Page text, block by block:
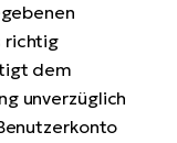
richtig
dem
unverzüglich